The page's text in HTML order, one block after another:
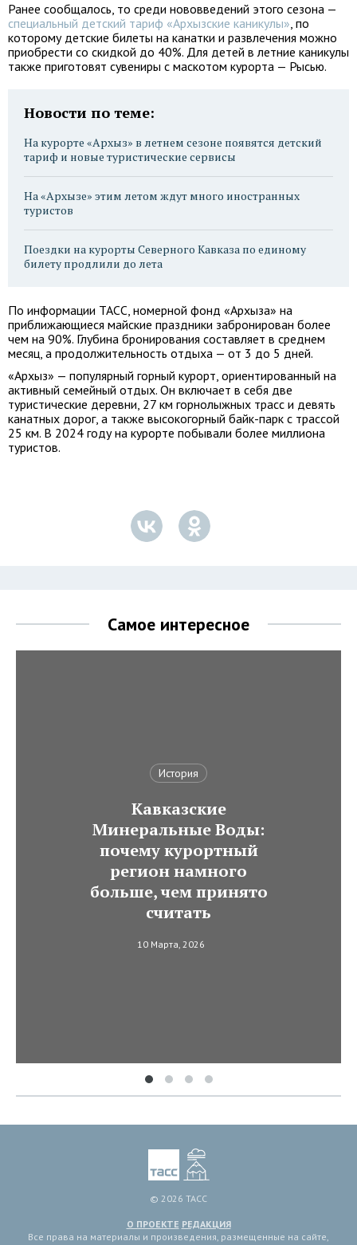
Ранее сообщалось, то среди нововведений этого сезона —
специальный детский тариф «Архызские каникулы», по
которому детские билеты на канатки и развлечения можно
приобрести со скидкой до 40%. Для детей в летние каникулы
также приготовят сувениры с маскотом курорта — Рысью.
Новости по теме:
На курорте «Архыз» в летнем сезоне появятся детский
тариф и новые туристические сервисы
На «Архызе» этим летом ждут много иностранных
туристов
Поездки на курорты Северного Кавказа по единому
билету продлили до лета
По информации ТАСС, номерной фонд «Архыза» на
приближающиеся майские праздники забронирован более
чем на 90%. Глубина бронирования составляет в среднем
месяц, а продолжительность отдыха — от 3 до 5 дней.
«Архыз» — популярный горный курорт, ориентированный на
активный семейный отдых. Он включает в себя две
туристические деревни, 27 км горнолыжных трасс и девять
канатных дорог, а также высокогорный байк-парк с трассой
25 км. В 2024 году на курорте побывали более миллиона
туристов.
Самое интересное
История
Кавказские
Минеральные Воды:
почему курортный
регион намного
больше, чем принято
считать
10 Марта, 2026
© 2026 ТАСС
О ПРОЕКТЕ РЕДАКЦИЯ
Все права на материалы и произведения, размещенные на сайте,